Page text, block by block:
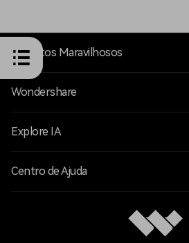
Produtos Maravilhosos
Wondershare
Explore IA
Centro de Ajuda